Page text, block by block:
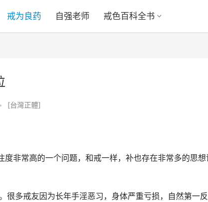
戒为良药 自强老师 戒色百科全书
•
[台灣正體]
度非常高的一个问题，和戒一样，补也存在非常多的思想
很多戒友因为长年手淫恶习，身体严重亏损，自然第一